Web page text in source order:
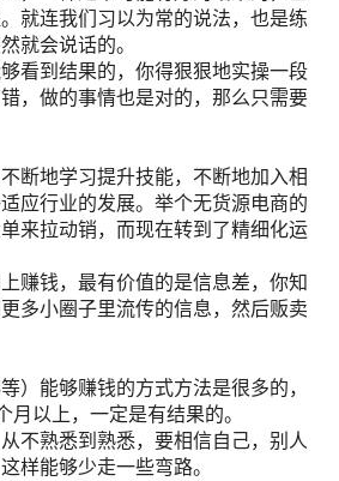
就连我们习以为常的说法，也是练
就会说话的。
看到结果的，你得狠狠地实操一段
，做的事情也是对的，那么只需要
断地学习提升技能，不断地加入相
应行业的发展。举个无货源电商的
来拉动销，而现在转到了精细化运
赚钱，最有价值的是信息差，你知
多小圈子里流传的信息，然后贩卖
）能够赚钱的方式方法是很多的，
以上，一定是有结果的。
不熟悉到熟悉，要相信自己，别人
样能够少走一些弯路。